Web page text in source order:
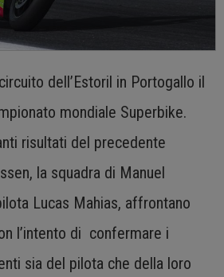
dell’Estoril in Portogallo il
mondiale Superbike.
risultati del precedente
la squadra di Manuel
Lucas Mahias, affrontano
l’intento di confermare i
sia del pilota che della loro